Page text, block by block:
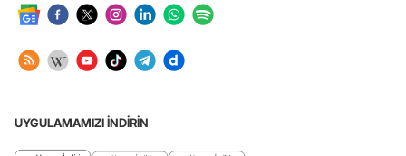
UYGULAMAMIZI İNDİRİN